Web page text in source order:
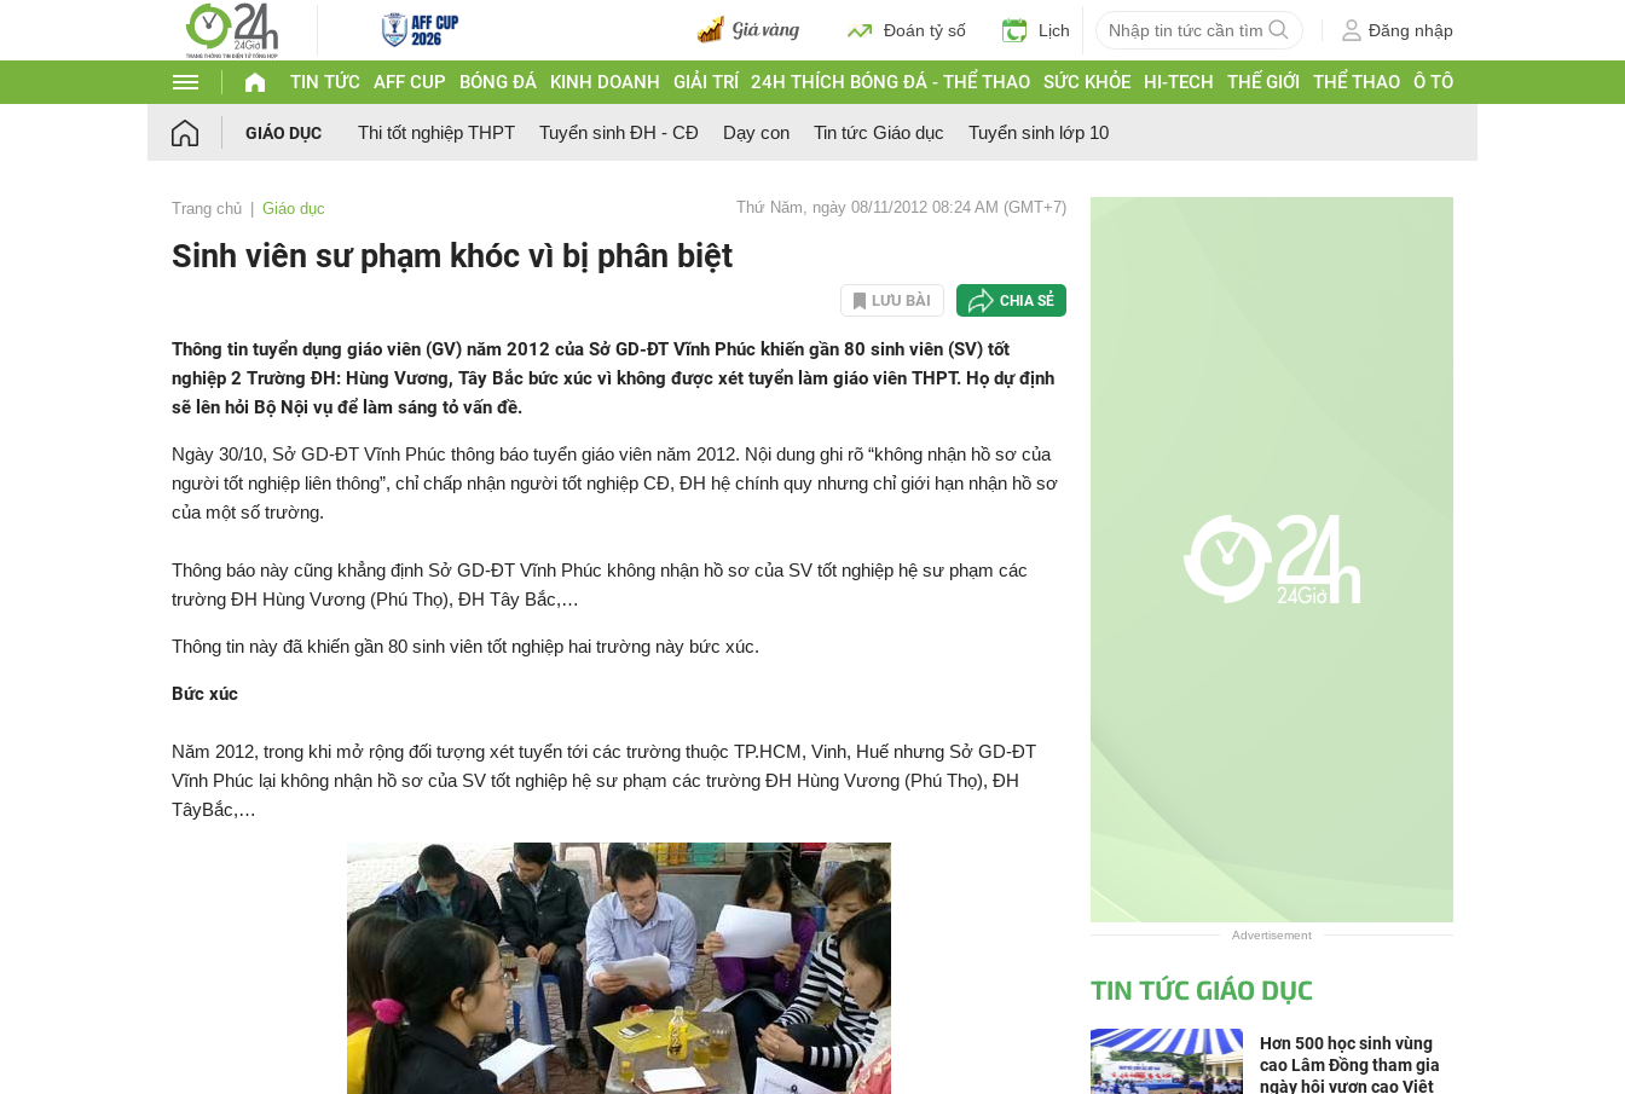
Đoán tỷ số Lịch Đăng nhập
TIN TỨC AFF CUP BÓNG ĐÁ KINH DOANH GIẢI TRÍ 24H THÍCH BÓNG ĐÁ - THỂ THAO SỨC KHỎE HI-TECH THẾ GIỚI THỂ THAO Ô TÔ
GIÁO DỤC Thi tốt nghiệp THPT Tuyển sinh ĐH - CĐ Dạy con Tin tức Giáo dục Tuyển sinh lớp 10
Trang chủ Giáo dục Thứ Năm, ngày 08/11/2012 08:24 AM (GMT+7)
Sinh viên sư phạm khóc vì bị phân biệt
LƯU BÀI CHIA SẺ
Thông tin tuyển dụng giáo viên (GV) năm 2012 của Sở GD-ĐT Vĩnh Phúc khiến gần 80 sinh viên (SV) tốt
nghiệp 2 Trường ĐH: Hùng Vương, Tây Bắc bức xúc vì không được xét tuyển làm giáo viên THPT. Họ dự định
sẽ lên hỏi Bộ Nội vụ để làm sáng tỏ vấn đề.
Ngày 30/10, Sở GD-ĐT Vĩnh Phúc thông báo tuyển giáo viên năm 2012. Nội dung ghi rõ “không nhận hồ sơ của
người tốt nghiệp liên thông”, chỉ chấp nhận người tốt nghiệp CĐ, ĐH hệ chính quy nhưng chỉ giới hạn nhận hồ sơ
của một số trường.
Thông báo này cũng khẳng định Sở GD-ĐT Vĩnh Phúc không nhận hồ sơ của SV tốt nghiệp hệ sư phạm các
trường ĐH Hùng Vương (Phú Thọ), ĐH Tây Bắc,…
Thông tin này đã khiến gần 80 sinh viên tốt nghiệp hai trường này bức xúc.
Bức xúc
Năm 2012, trong khi mở rộng đối tượng xét tuyển tới các trường thuộc TP.HCM, Vinh, Huế nhưng Sở GD-ĐT
Vĩnh Phúc lại không nhận hồ sơ của SV tốt nghiệp hệ sư phạm các trường ĐH Hùng Vương (Phú Thọ), ĐH
TâyBắc,…
Advertisement
TIN TỨC GIÁO DỤC
Hơn 500 học sinh vùng
cao Lâm Đồng tham gia
ngày hội vươn cao Việt